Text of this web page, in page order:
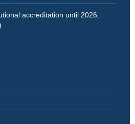
accreditation until 2026.